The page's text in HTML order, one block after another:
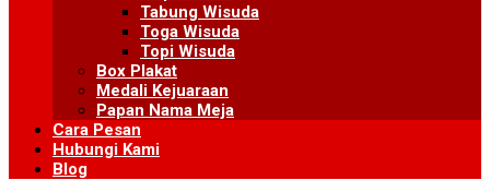
Tabung Wisuda
Toga Wisuda
Topi Wisuda
Box Plakat
Medali Kejuaraan
Papan Nama Meja
Cara Pesan
Hubungi Kami
Blog